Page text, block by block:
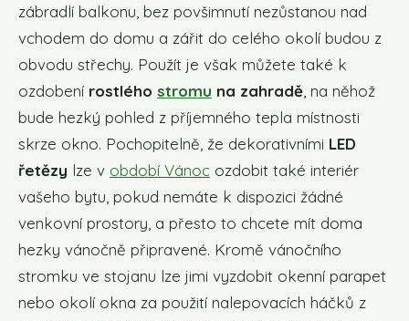
zábradlí balkonu, bez povšimnutí nezůstanou nad
vchodem do domu a zářit do celého okolí budou z
obvodu střechy. Použít je však můžete také k
ozdobení rostlého stromu na zahradě , na něhož
bude hezký pohled z příjemného tepla místnosti
skrze okno. Pochopitelně, že dekorativními LED
řetězy lze v období Vánoc ozdobit také interiér
vašeho bytu, pokud nemáte k dispozici žádné
venkovní prostory, a přesto to chcete mít doma
hezky vánočně připravené. Kromě vánočního
stromku ve stojanu lze jimi vyzdobit okenní parapet
nebo okolí okna za použití nalepovacích háčků z